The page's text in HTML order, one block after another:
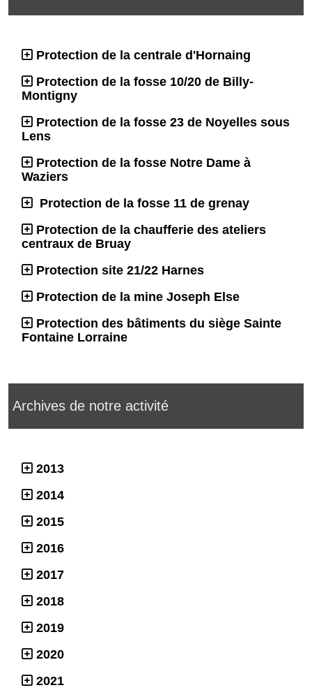
Protection de la centrale d'Hornaing
Protection de la fosse 10/20 de Billy-
Montigny
Protection de la fosse 23 de Noyelles sous
Lens
Protection de la fosse Notre Dame à
Waziers
Protection de la fosse 11 de grenay
Protection de la chaufferie des ateliers
centraux de Bruay
Protection site 21/22 Harnes
Protection de la mine Joseph Else
Protection des bâtiments du siège Sainte
Fontaine Lorraine
Archives de notre activité
2013
2014
2015
2016
2017
2018
2019
2020
2021